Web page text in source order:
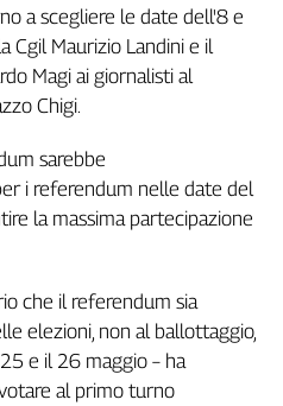
a scegliere le date dell'8 e
Cgil Maurizio Landini e il
Magi ai giornalisti al
Chigi.
sarebbe
i referendum nelle date del
la massima partecipazione
che il referendum sia
elezioni, non al ballottaggio,
e il 26 maggio – ha
al primo turno